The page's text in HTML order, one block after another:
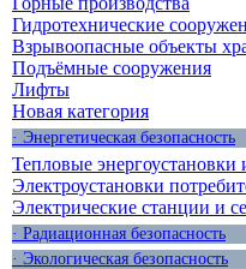
Гидротехнические
Взрывоопасные объекты
Подъёмные сооружения
Лифты
Новая категория
· Энергетическая безопасность
Тепловые энергоустановки
Электроустановки
Электрические станции и
· Радиационная безопасность
· Экологическая безопасность